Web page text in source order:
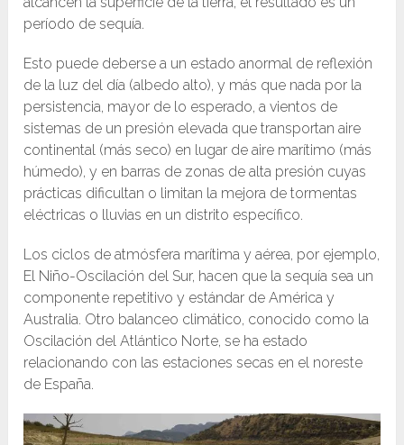
período de sequía.
Esto puede deberse a un estado anormal de reflexión
de la luz del día (albedo alto), y más que nada por la
persistencia, mayor de lo esperado, a vientos de
sistemas de un presión elevada que transportan aire
continental (más seco) en lugar de aire marítimo (más
húmedo), y en barras de zonas de alta presión cuyas
prácticas dificultan o limitan la mejora de tormentas
eléctricas o lluvias en un distrito específico.
Los ciclos de atmósfera marítima y aérea, por ejemplo,
El Niño-Oscilación del Sur, hacen que la sequía sea un
componente repetitivo y estándar de América y
Australia. Otro balanceo climático, conocido como la
Oscilación del Atlántico Norte, se ha estado
relacionando con las estaciones secas en el noreste
de España.